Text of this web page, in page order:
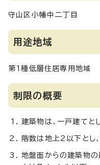
守山区小幡中二丁目
用途地域
第1種低層住居専用地域
制限の概要
建築物は、一戸建てと
階数は地上2以下とし
地盤面からの建築物の